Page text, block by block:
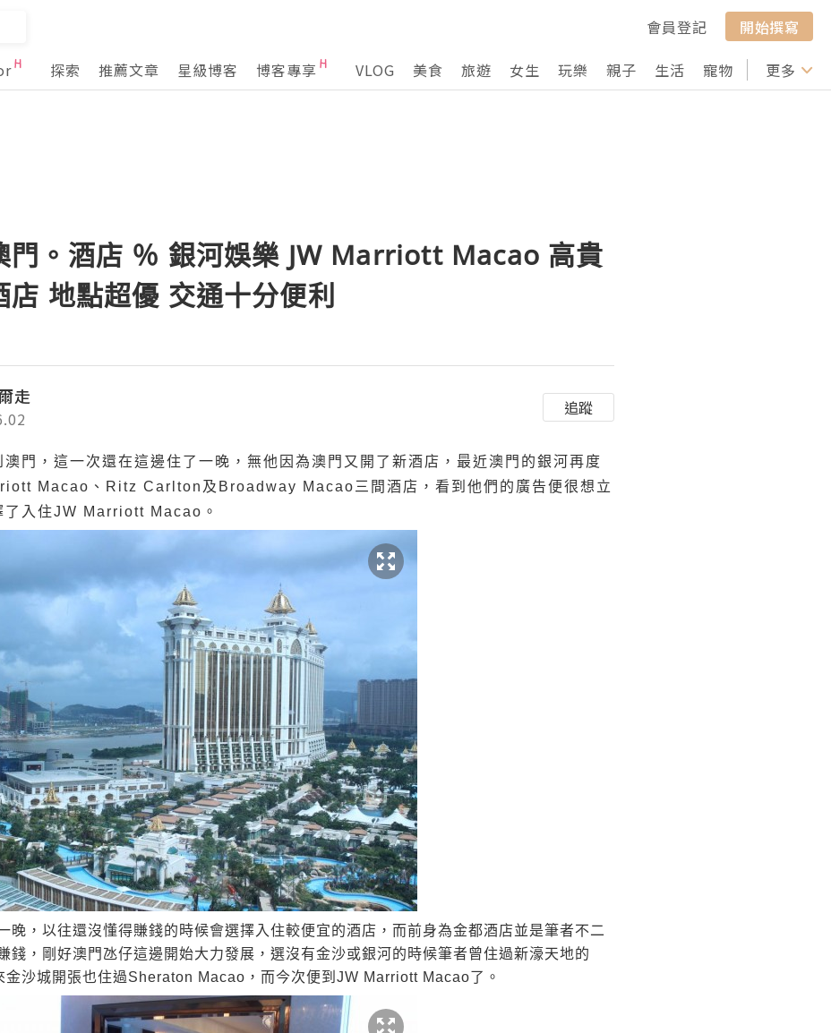
會員登記
開始撰寫
探索 推薦文章 星級博客 博客專享 VLOG 美食 旅遊 女生 玩樂 親子 生活 寵物 行山 打卡
更多
門。酒店 ％ 銀河娛樂 JW Marriott Macao 高貴
地點超優 交通十分便利
走 追蹤
門，這一次還在這邊住了一晚，無他因為澳門又開了新酒店，最近澳門的銀河再度
Macao、Ritz Carlton及Broadway Macao三間酒店，看到他們的廣告便很想立
了入住JW Marriott Macao。
晚，以往還沒懂得賺錢的時候會選擇入住較便宜的酒店，而前身為金都酒店並是筆者不二
錢，剛好澳門氹仔這邊開始大力發展，選沒有金沙或銀河的時候筆者曾住過新濠天地的
沙城開張也住過Sheraton Macao，而今次便到JW Marriott Macao了。